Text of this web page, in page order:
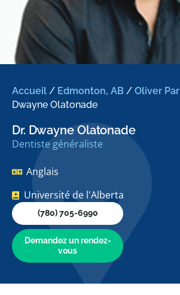
Accueil / Edmonton, AB / Oliver
Dwayne Olatonade
Dr. Dwayne Olatonade
Dentiste généraliste
Anglais
Université de l'Alberta
(780) 705-6990
Demandez un rendez-
vous